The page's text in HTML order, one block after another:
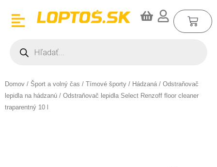
Domov / Šport a volný čas / Tímové športy / Hádzaná / Odstraňovač
lepidla na hádzanú / Odstraňovač lepidla Select Renzoff floor cleaner
traparentný 10 l